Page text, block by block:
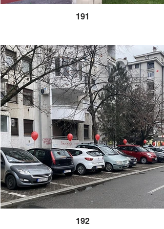
191
192